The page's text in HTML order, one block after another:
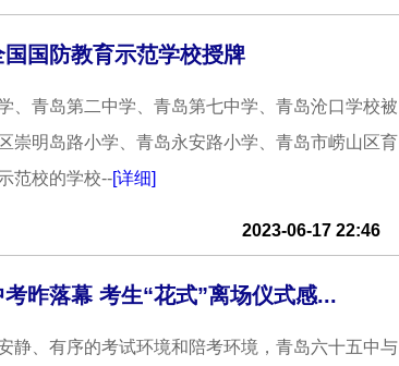
国防教育示范学校授牌
、青岛第二中学、青岛第七中学、青岛沧口学校被
崇明岛路小学、青岛永安路小学、青岛市崂山区育
范校的学校--[详细]
2023-06-17 22:46
昨落幕 考生“花式”离场仪式感...
静、有序的考试环境和陪考环境，青岛六十五中与